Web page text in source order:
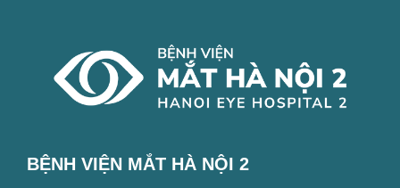
BỆNH VIỆN MẮT HÀ NỘI 2